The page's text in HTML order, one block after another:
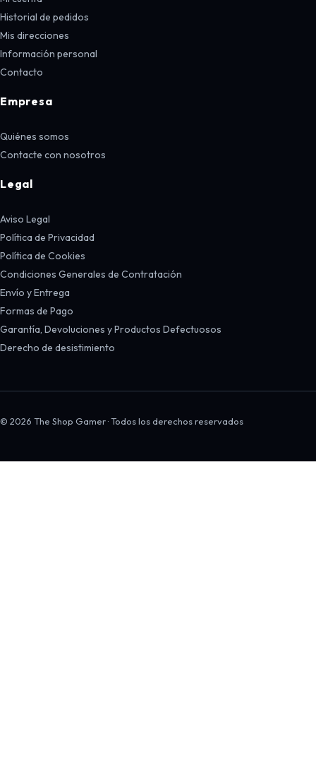
Historial de pedidos
Mis direcciones
Información personal
Contacto
Empresa
Quiénes somos
Contacte con nosotros
Legal
Aviso Legal
Política de Privacidad
Política de Cookies
Condiciones Generales de Contratación
Envío y Entrega
Formas de Pago
Garantía, Devoluciones y Productos Defectuosos
Derecho de desistimiento
© 2026 The Shop Gamer · Todos los derechos reservados